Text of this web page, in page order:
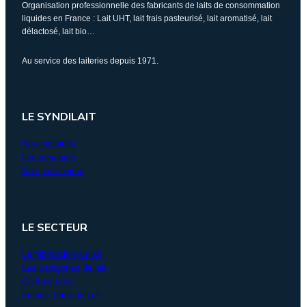
Organisation professionnelle des fabricants de laits de consommation
liquides en France : Lait UHT, lait frais pasteurisé, lait aromatisé, lait
délactosé, lait bio…
Au service des laiteries depuis 1971.
LE SYNDILAIT
Nos missions
Les membres
Nos partenaires
LE SECTEUR
La fabrication du lait
Les catégories de lait
Chiffres-clés
France Terre de Lait